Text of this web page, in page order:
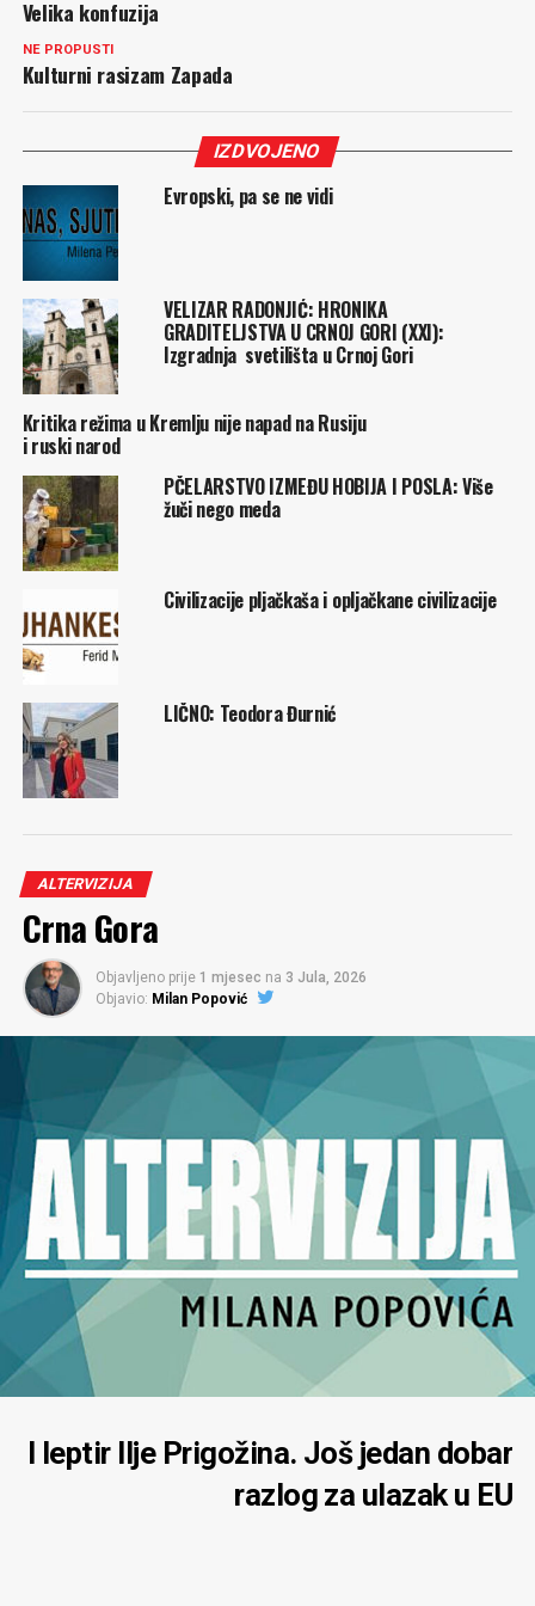
Velika konfuzija
NE PROPUSTI
Kulturni rasizam Zapada
IZDVOJENO
Evropski, pa se ne vidi
VELIZAR RADONJIĆ: HRONIKA
GRADITELJSTVA U CRNOJ GORI (XXI):
Izgradnja svetilišta u Crnoj Gori
Kritika režima u Kremlju nije napad na Rusiju
i ruski narod
PČELARSTVO IZMEĐU HOBIJA I POSLA: Više
žuči nego meda
Civilizacije pljačkaša i opljačkane civilizacije
LIČNO: Teodora Đurnić
ALTERVIZIJA
Crna Gora
Objavljeno prije 1 mjesec na 3 Jula, 2026
Objavio: Milan Popović
I leptir Ilje Prigožina. Još jedan dobar
razlog za ulazak u EU